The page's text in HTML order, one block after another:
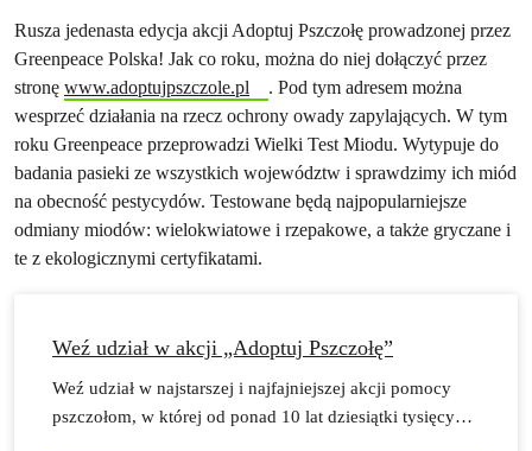
Rusza jedenasta edycja akcji Adoptuj Pszczołę prowadzonej przez
Greenpeace Polska! Jak co roku, można do niej dołączyć przez
stronę www.adoptujpszczole.pl
. Pod tym adresem można
wesprzeć działania na rzecz ochrony owady zapylających. W tym
roku Greenpeace przeprowadzi Wielki Test Miodu. Wytypuje do
badania pasieki ze wszystkich województw i sprawdzimy ich miód
na obecność pestycydów. Testowane będą najpopularniejsze
odmiany miodów: wielokwiatowe i rzepakowe, a także gryczane i
te z ekologicznymi certyfikatami.
Weź udział w akcji „Adoptuj Pszczołę”
Weź udział w najstarszej i najfajniejszej akcji pomocy
pszczołom, w której od ponad 10 lat dziesiątki tysięcy